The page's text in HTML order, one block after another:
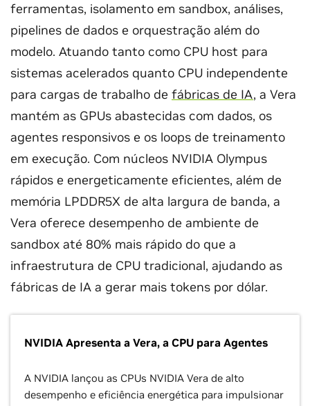
ferramentas, isolamento em sandbox, análises,
pipelines de dados e orquestração além do
modelo. Atuando tanto como CPU host para
sistemas acelerados quanto CPU independente
para cargas de trabalho de fábricas de IA, a Vera
mantém as GPUs abastecidas com dados, os
agentes responsivos e os loops de treinamento
em execução. Com núcleos NVIDIA Olympus
rápidos e energeticamente eficientes, além de
memória LPDDR5X de alta largura de banda, a
Vera oferece desempenho de ambiente de
sandbox até 80% mais rápido do que a
infraestrutura de CPU tradicional, ajudando as
fábricas de IA a gerar mais tokens por dólar.
NVIDIA Apresenta a Vera, a CPU para Agentes
A NVIDIA lançou as CPUs NVIDIA Vera de alto
desempenho e eficiência energética para impulsionar